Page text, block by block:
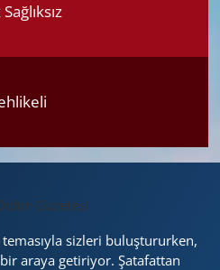
sizleri buluştururken,
araya getiriyor. Şatafattan